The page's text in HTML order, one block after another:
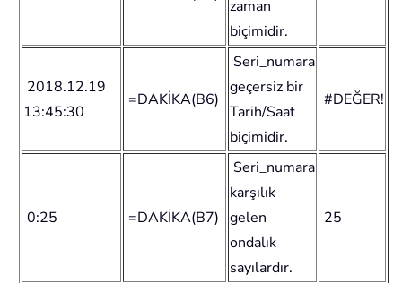
zaman
biçimidir.
2018.12.19
13:45:30
=DAKİKA(B6)
Seri_numara
geçersiz bir
Tarih/Saat
biçimidir.
#DEĞER!
0:25 =DAKİKA(B7)
Seri_numara
karşılık
gelen
ondalık
sayılardır.
25